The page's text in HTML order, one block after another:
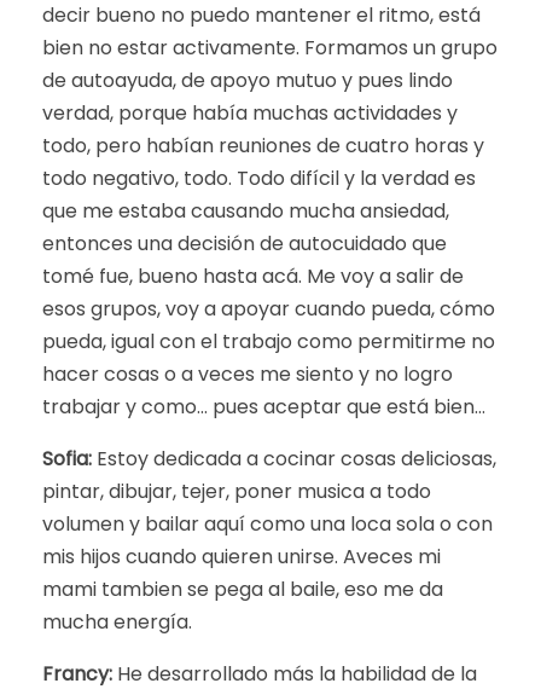
decir bueno no puedo mantener el ritmo, está
bien no estar activamente. Formamos un grupo
de autoayuda, de apoyo mutuo y pues lindo
verdad, porque había muchas actividades y
todo, pero habían reuniones de cuatro horas y
todo negativo, todo. Todo difícil y la verdad es
que me estaba causando mucha ansiedad,
entonces una decisión de autocuidado que
tomé fue, bueno hasta acá. Me voy a salir de
esos grupos, voy a apoyar cuando pueda, cómo
pueda, igual con el trabajo como permitirme no
hacer cosas o a veces me siento y no logro
trabajar y como… pues aceptar que está bien…
Sofia: Estoy dedicada a cocinar cosas deliciosas,
pintar, dibujar, tejer, poner musica a todo
volumen y bailar aquí como una loca sola o con
mis hijos cuando quieren unirse. Aveces mi
mami tambien se pega al baile, eso me da
mucha energía.
Francy: He desarrollado más la habilidad de la